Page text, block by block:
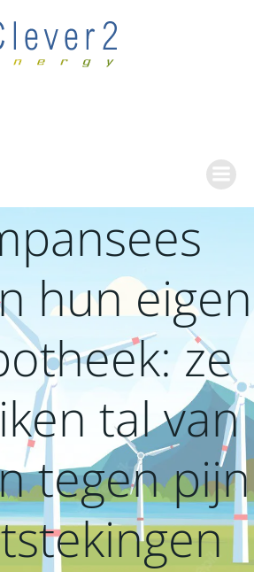
naar
de
inhoud
hun eigen
ze
tal van
tegen pijn